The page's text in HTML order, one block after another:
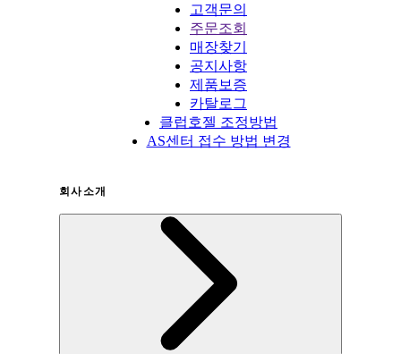
고객문의
주문조회
매장찾기
공지사항
제품보증
카탈로그
클럽호젤 조정방법
AS센터 접수 방법 변경
회사소개